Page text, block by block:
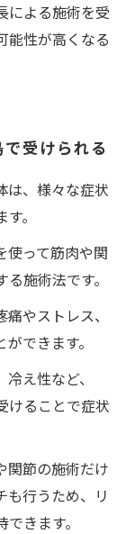
による施術を受
能性が高くなる
受けられる
は、様々な症状
。
使って筋肉や関
施術法です。
やストレス、
できます。
え性など、
けることで症状
関節の施術だけ
も行うため、リ
きます。